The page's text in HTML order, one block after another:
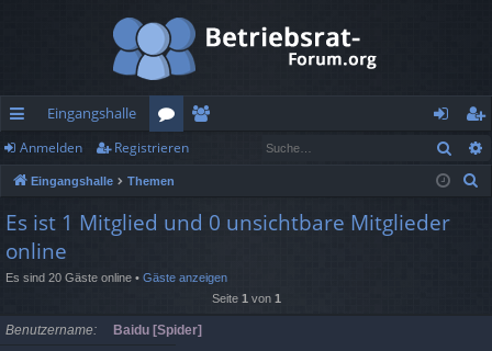
ch
ne
llz
ug
f
Eingangshalle
or
en
de
n
m
el
eg
ist
Anmelden Registrieren
Eingangshalle Themen
Es ist 1 Mitglied und 0 unsichtbare Mitglieder
online
Es sind 20 Gäste online • Gäste anzeigen
Seite 1 von 1
Benutzername
Baidu [Spider]